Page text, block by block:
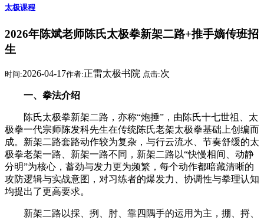
太极课程
2026年陈斌老师陈氏太极拳新架二路+推手嫡传班招
生
时间:2026-04-17作者:正雷太极书院 点击:次
一、拳法介绍
陈氏太极拳新架二路，亦称“炮捶”，由陈氏十七世祖、太
极拳一代宗师陈发科先生在传统陈氏老架太极拳基础上创编而
成。新架二路套路动作较为复杂，与行云流水、节奏舒缓的太
极拳老架一路、新架一路不同，新架二路以“快慢相间、动静
分明”为核心，蓄劲与发力更为频繁，每个动作都暗藏清晰的
攻防逻辑与实战意图，对习练者的爆发力、协调性与拳理认知
均提出了更高要求。
新架二路以採、挒、肘、靠四隅手的运用为主，掤、捋、